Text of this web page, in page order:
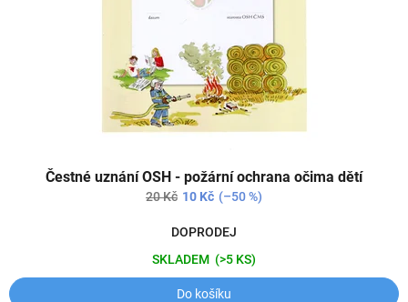
Čestné uznání OSH - požární ochrana očima dětí
20 Kč 10 Kč (–50 %)
DOPRODEJ
SKLADEM (>5 KS)
Do košíku